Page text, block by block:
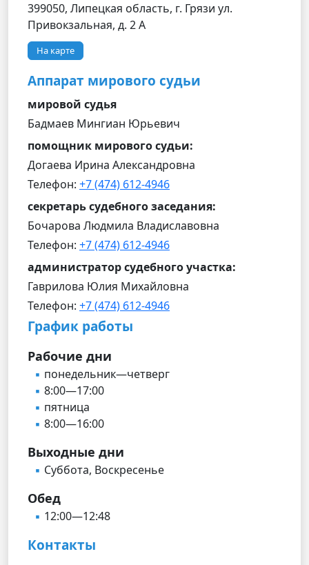
399050, Липецкая область, г. Грязи ул.
Привокзальная, д. 2 А
На карте
Аппарат мирового судьи
мировой судья
Бадмаев Мингиан Юрьевич
помощник мирового судьи:
Догаева Ирина Александровна
Телефон: +7 (474) 612-4946
секретарь судебного заседания:
Бочарова Людмила Владиславовна
Телефон: +7 (474) 612-4946
администратор судебного участка:
Гаврилова Юлия Михайловна
Телефон: +7 (474) 612-4946
График работы
Рабочие дни
понедельник—четверг
8:00—17:00
пятница
8:00—16:00
Выходные дни
Суббота, Воскресенье
Обед
12:00—12:48
Контакты